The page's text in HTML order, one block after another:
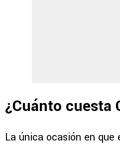
¿Cuánto cuesta
La única ocasión en que